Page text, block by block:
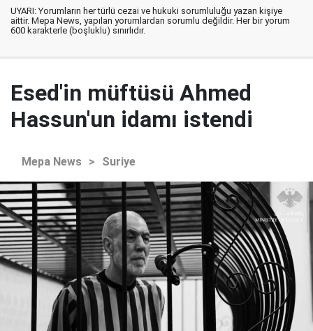
UYARI: Yorumların her türlü cezai ve hukuki sorumluluğu yazan kişiye
aittir. Mepa News, yapılan yorumlardan sorumlu değildir. Her bir yorum
600 karakterle (boşluklu) sınırlıdır.
Esed'in müftüsü Ahmed
Hassun'un idamı istendi
Mepa News > Suriye